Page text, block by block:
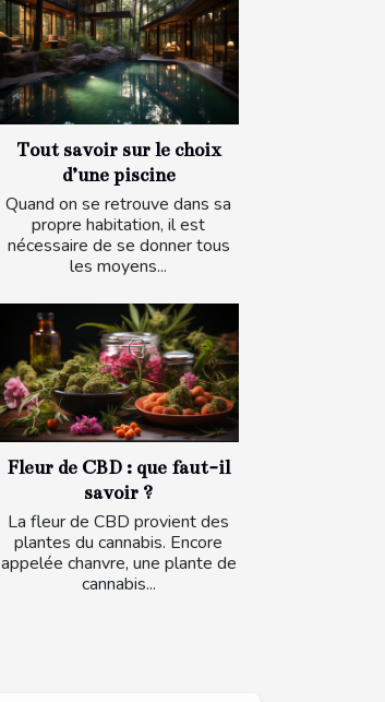
Tout savoir sur le choix
d’une piscine
Quand on se retrouve dans sa
propre habitation, il est
nécessaire de se donner tous
les moyens...
Fleur de CBD : que faut-il
savoir ?
La fleur de CBD provient des
plantes du cannabis. Encore
appelée chanvre, une plante de
cannabis...